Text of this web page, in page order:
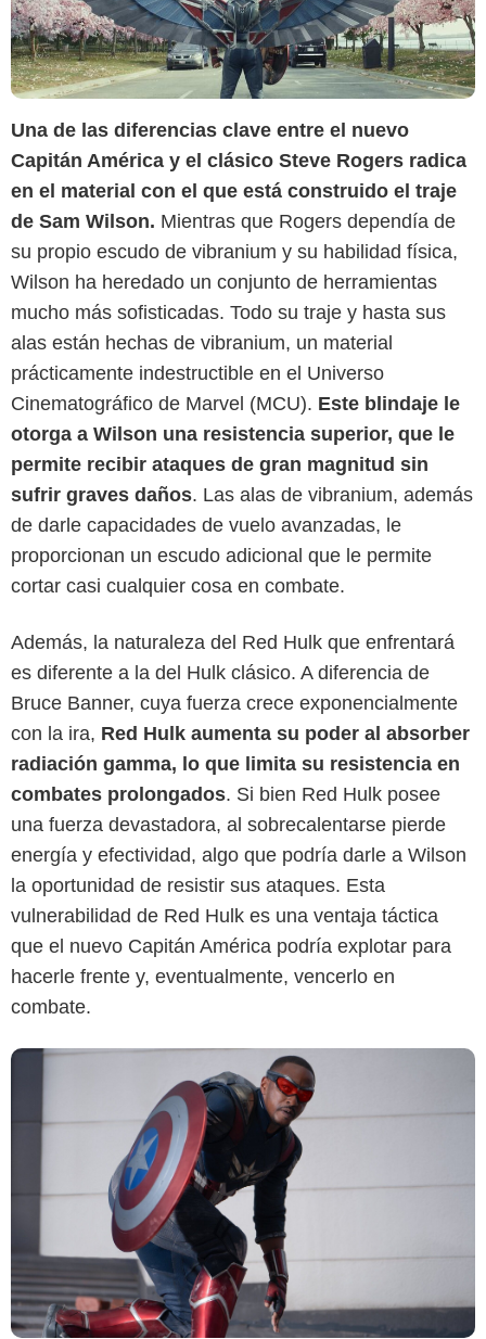
Una de las diferencias clave entre el nuevo
Capitán América y el clásico Steve Rogers radica
en el material con el que está construido el traje
de Sam Wilson. Mientras que Rogers dependía de
su propio escudo de vibranium y su habilidad física,
Wilson ha heredado un conjunto de herramientas
mucho más sofisticadas. Todo su traje y hasta sus
alas están hechas de vibranium, un material
prácticamente indestructible en el Universo
Cinematográfico de Marvel (MCU). Este blindaje le
otorga a Wilson una resistencia superior, que le
permite recibir ataques de gran magnitud sin
sufrir graves daños. Las alas de vibranium, además
de darle capacidades de vuelo avanzadas, le
proporcionan un escudo adicional que le permite
cortar casi cualquier cosa en combate.
Además, la naturaleza del Red Hulk que enfrentará
es diferente a la del Hulk clásico. A diferencia de
Bruce Banner, cuya fuerza crece exponencialmente
con la ira, Red Hulk aumenta su poder al absorber
radiación gamma, lo que limita su resistencia en
combates prolongados. Si bien Red Hulk posee
una fuerza devastadora, al sobrecalentarse pierde
energía y efectividad, algo que podría darle a Wilson
la oportunidad de resistir sus ataques. Esta
vulnerabilidad de Red Hulk es una ventaja táctica
que el nuevo Capitán América podría explotar para
hacerle frente y, eventualmente, vencerlo en
combate.
Marvel Studios